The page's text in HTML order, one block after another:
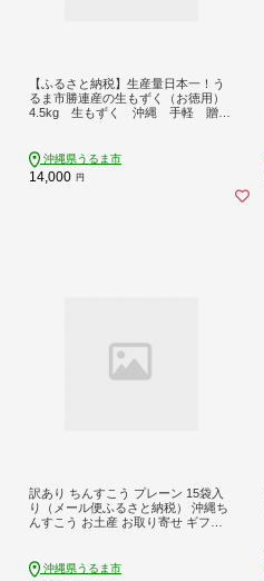
【ふるさと納税】生産量日本一！う
るま市勝連産の生もずく（お徳用）
4.5kg 生もずく 沖縄 手軽 贈り
海藻沖縄県うるま市
14,000 円
訳あり ちんすこう プレーン 15袋入
り（メール便ふるさと納税） 沖縄ち
んすこう お土産 お取り寄せ ギフト
沖縄県うるま市